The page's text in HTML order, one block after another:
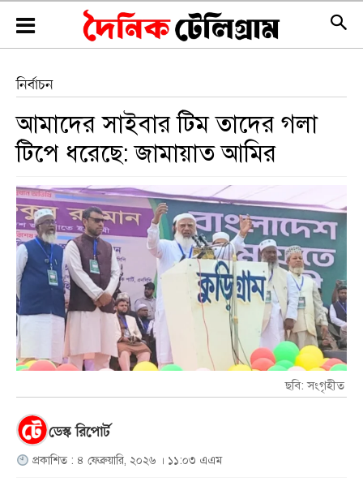
নির্বাচন
আমাদের সাইবার টিম তাদের গলা
টিপে ধরেছে: জামায়াত আমির
ছবি: সংগৃহীত
ডেস্ক রিপোর্ট
প্রকাশিত : ৪ ফেব্রুয়ারি, ২০২৬ । ১১:০৩ এএম